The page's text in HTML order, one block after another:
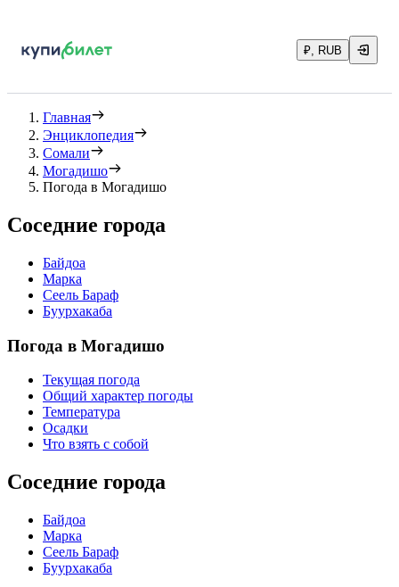
₽, RUB
Главная
Энциклопедия
Сомали
Могадишо
Погода в Могадишо
Соседние города
Байдоа
Марка
Сеель Бараф
Буурхакаба
Погода в Могадишо
Текущая погода
Общий характер погоды
Температура
Осадки
Что взять с собой
Соседние города
Байдоа
Марка
Сеель Бараф
Буурхакаба